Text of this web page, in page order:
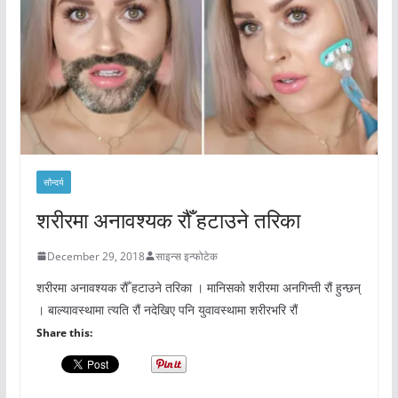
सौन्दर्य
शरीरमा अनावश्यक रौँ हटाउने तरिका
December 29, 2018 साइन्स इन्फोटेक
शरीरमा अनावश्यक रौँ हटाउने तरिका । मानिसको शरीरमा अनगिन्ती रौं हुन्छन्
। बाल्यावस्थामा त्यति रौं नदेखिए पनि युवावस्थामा शरीरभरि रौं
Share this: